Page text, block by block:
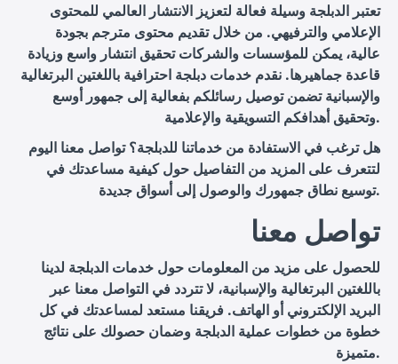
تعتبر الدبلجة وسيلة فعالة لتعزيز الانتشار العالمي للمحتوى
الإعلامي والترفيهي. من خلال تقديم محتوى مترجم بجودة
عالية، يمكن للمؤسسات والشركات تحقيق انتشار واسع وزيادة
قاعدة جماهيرها. نقدم خدمات دبلجة احترافية باللغتين البرتغالية
والإسبانية تضمن توصيل رسائلكم بفعالية إلى جمهور أوسع
وتحقيق أهدافكم التسويقية والإعلامية.
هل ترغب في الاستفادة من خدماتنا للدبلجة؟ تواصل معنا اليوم
لتتعرف على المزيد من التفاصيل حول كيفية مساعدتك في
توسيع نطاق جمهورك والوصول إلى أسواق جديدة.
تواصل معنا
للحصول على مزيد من المعلومات حول خدمات الدبلجة لدينا
باللغتين البرتغالية والإسبانية، لا تتردد في التواصل معنا عبر
البريد الإلكتروني أو الهاتف. فريقنا مستعد لمساعدتك في كل
خطوة من خطوات عملية الدبلجة وضمان حصولك على نتائج
متميزة.